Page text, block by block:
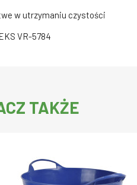
w utrzymaniu czystości
VR-5784
TAKŻE